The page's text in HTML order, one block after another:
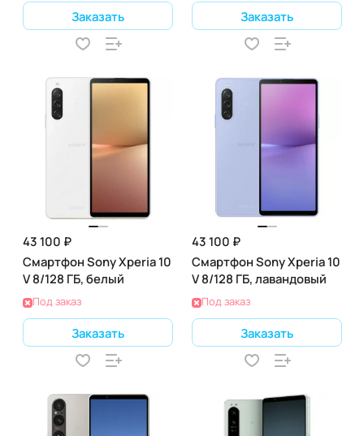
Заказать Заказать
43 100 ₽
Смартфон Sony Xperia 10
V 8/128 ГБ, белый
Под заказ
Заказать
43 100 ₽
Смартфон Sony Xperia 10
V 8/128 ГБ, лавандовый
Под заказ
Заказать